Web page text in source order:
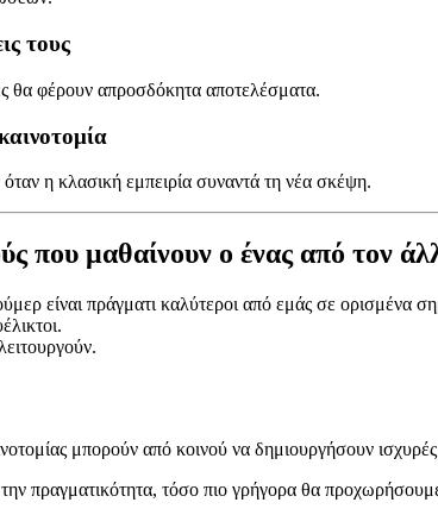
τους
θα φέρουν απροσδόκητα αποτελέσματα.
η κλασική εμπειρία συναντά τη νέα σκέψη.
που μαθαίνουν ο ένας από τον
είναι πράγματι καλύτεροι από εμάς σε ορισμένα
μπορούν από κοινού να δημιουργήσουν
πραγματικότητα, τόσο πιο γρήγορα θα